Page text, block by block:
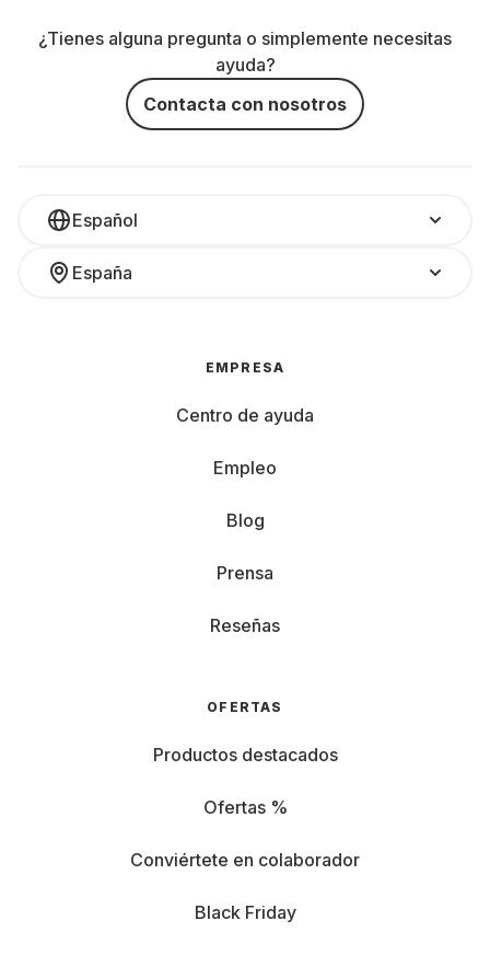
¿Tienes alguna pregunta o simplemente necesitas
ayuda?
Contacta con nosotros
Español
España
EMPRESA
Centro de ayuda
Empleo
Blog
Prensa
Reseñas
OFERTAS
Productos destacados
Ofertas %
Conviértete en colaborador
Black Friday